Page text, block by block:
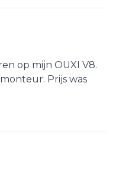
op mijn OUXI V8.
Prijs was